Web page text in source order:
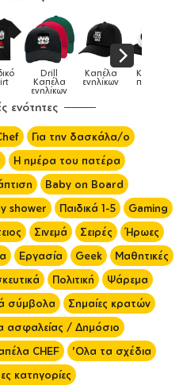
Drill
Καπέλα
ενηλίκων
Καπέλα
ενηλίκων
Καπέλα
παιδικά
ενότητες
Για την δασκάλα/ο
Η ημέρα του πατέρα
Baby on Board
shower Παιδικά 1-5
Gaming
Σινεμά Σειρές
Ήρωες
Εργασία Geek
Μαθητικές
Πολιτική
Ψάρεμα
σύμβολα
Σημαίες κρατών
ασφαλείας / Δημόσιο
CHEF
'Ολα τα σχέδια
κατηγορίες